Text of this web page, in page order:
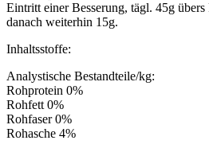
Eintritt einer Besserung, tägl. 45g übers
danach weiterhin 15g.
Inhaltsstoffe:
Analystische Bestandteile/kg:
Rohprotein 0%
Rohfett 0%
Rohfaser 0%
Rohasche 4%